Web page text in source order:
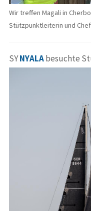
Wir treffen Magali in
Stützpunktleiterin und
SYNYALAbesuchte